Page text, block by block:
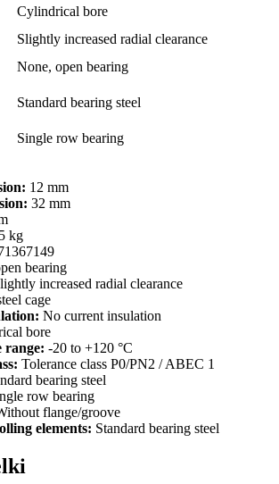
Cylindrical bore
Slightly increased radial clearance
None, open bearing
Standard bearing steel
Single row bearing
12 mm
32 mm
kg
bearing
increased radial clearance
cage
No current insulation
bore
range: -20 to +120 °C
Tolerance class P0/PN2 / ABEC 1
bearing steel
row bearing
flange/groove
elements: Standard bearing steel